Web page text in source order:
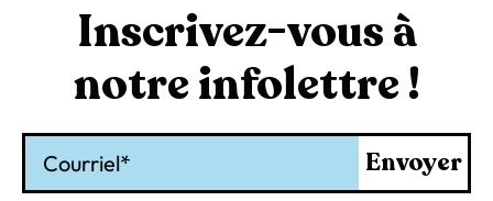
Inscrivez-vous à
notre infolettre !
Envoyer